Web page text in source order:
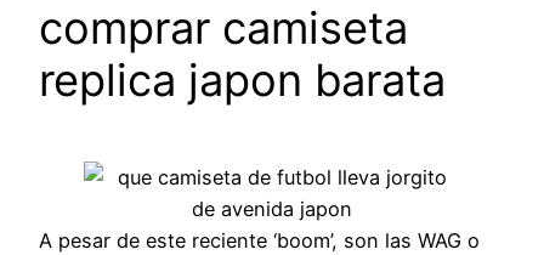
comprar camiseta
replica japon barata
A pesar de este reciente ‘boom’, son las WAG o